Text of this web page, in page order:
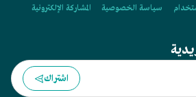
سياسة الخصوصية
المشاركة الإلكترونية
اشتراك